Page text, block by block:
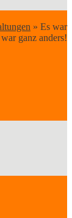
» Es war
ganz anders!